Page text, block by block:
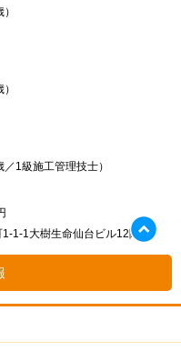
1級施工管理技士）
1-1大樹生命仙台ビル12階